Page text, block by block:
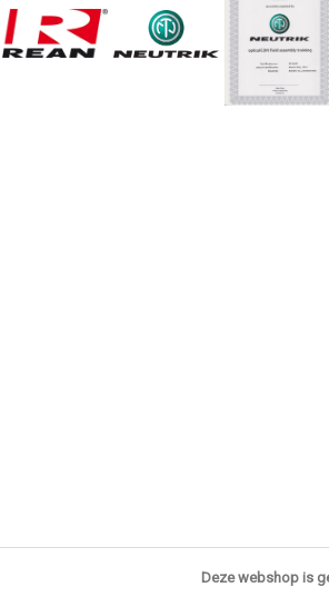
Deze webshop is